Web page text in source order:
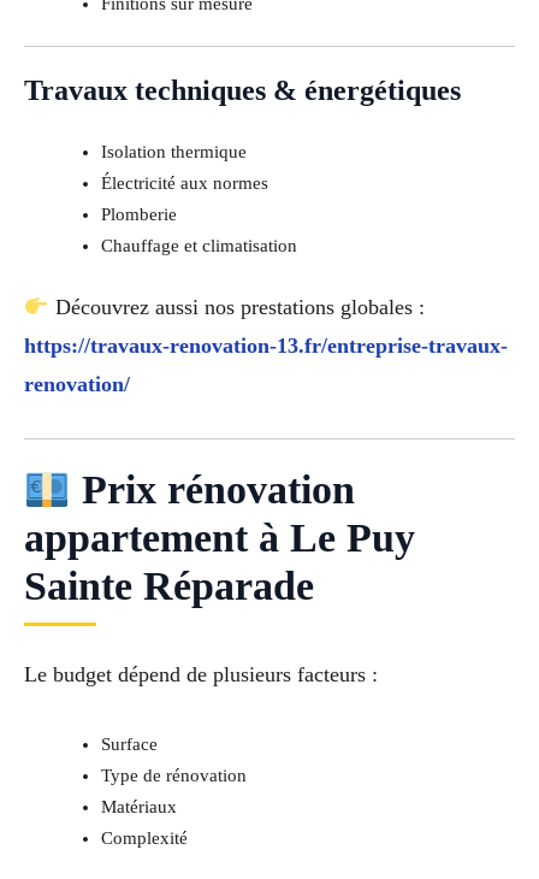
Finitions sur mesure
Travaux techniques & énergétiques
Isolation thermique
Électricité aux normes
Plomberie
Chauffage et climatisation
Découvrez aussi nos prestations globales :
https://travaux-renovation-13.fr/entreprise-travaux-
renovation/
Prix rénovation
appartement à Le Puy
Sainte Réparade
Le budget dépend de plusieurs facteurs :
Surface
Type de rénovation
Matériaux
Complexité